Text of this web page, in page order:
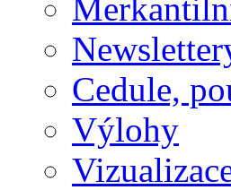
Cedule,
Výlohy